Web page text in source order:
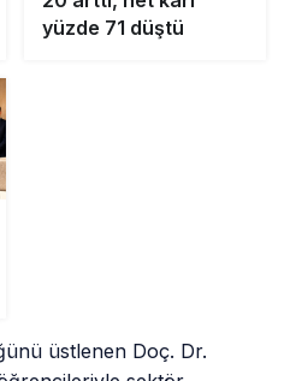
yüzde 71 düştü
üstlenen Doç. Dr.